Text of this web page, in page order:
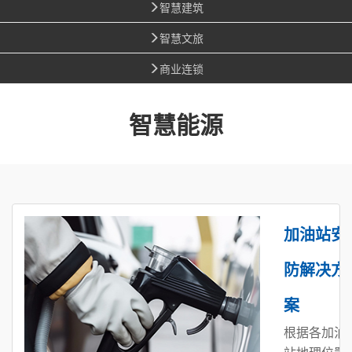
智慧建筑
智慧文旅
商业连锁
智慧能源
加油站安
防解决方
案
根据各加油